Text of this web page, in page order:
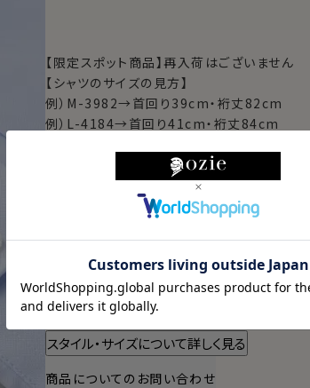
【限定スポット商品】再入荷はございません
【シャツのサイズの見方】
例）M-3982→首回り39cm・裄丈82cm
例）L-4184→首回り41cm・裄丈84cm
明日13時00分までのご注文で
2026/08/11（火） に宅配便でお届けします。
（※裄丈加工・刺繍がある場合は除く）
変更
スタイル・サイズについて詳しく見る
商品についてのお問い合わせ